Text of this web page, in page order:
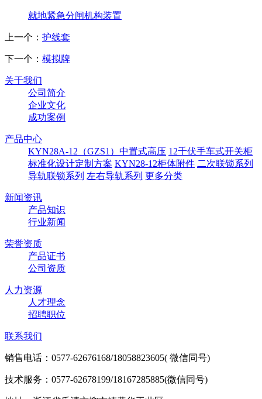
就地紧急分闸机构装置
上一个： 护线套
下一个： 模拟牌
关于我们
公司简介
企业文化
成功案例
产品中心
KYN28A-12（GZS1）中置式高压 12千伏手车式开关柜
标准化设计定制方案 KYN28-12柜体附件 二次联锁系列
导轨联锁系列 左右导轨系列 更多分类
新闻资讯
产品知识
行业新闻
荣誉资质
产品证书
公司资质
人力资源
人才理念
招聘职位
联系我们
销售电话：0577-62676168/18058823605( 微信同号)
技术服务：0577-62678199/18167285885(微信同号)